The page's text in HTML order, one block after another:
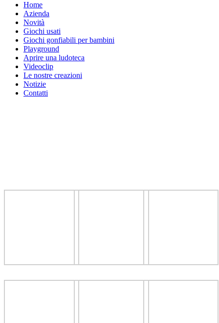
Home
Azienda
Novità
Giochi usati
Giochi gonfiabili per bambini
Playground
Aprire una ludoteca
Videoclip
Le nostre creazioni
Notizie
Contatti